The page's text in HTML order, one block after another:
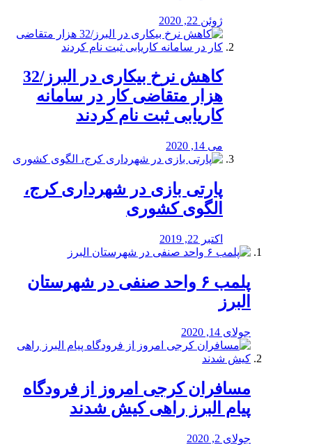
ژوئن 22, 2020
کاهش نرخ بیکاری در البرز/32
هزار متقاضی کار در سامانه
کاریابی ثبت نام کردند
می 14, 2020
پارتی بازی در شهرداری کرج،
الگوی کشوری
اکتبر 22, 2019
پلمب ۶ واحد صنفی در شهرستان
البرز
جولای 14, 2020
مسافران کرجی امروز از فرودگاه
پیام البرز راهی کیش شدند
جولای 2, 2020